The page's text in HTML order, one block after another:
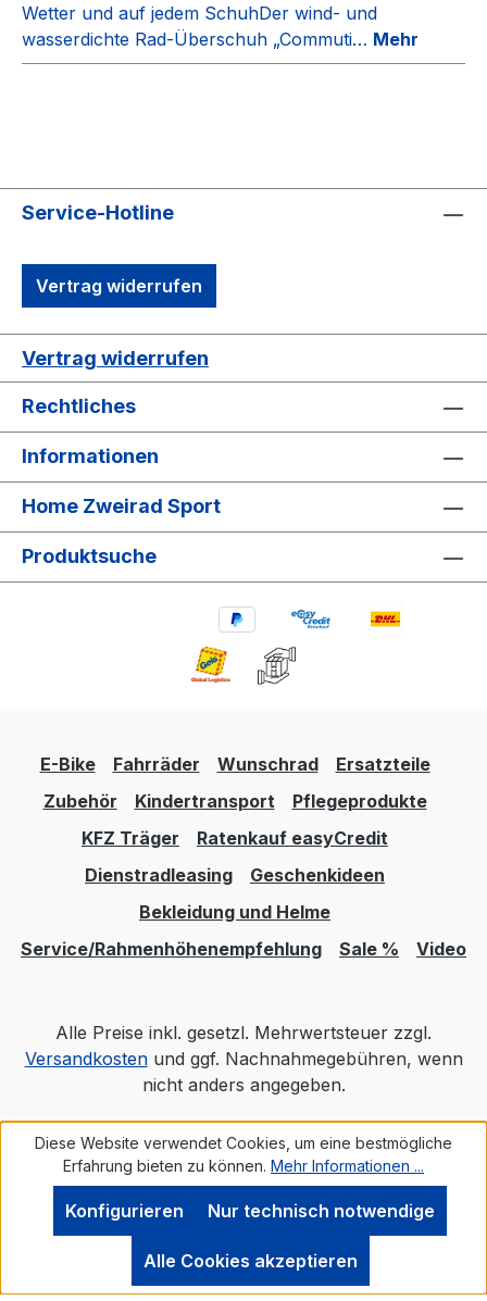
Wetter und auf jedem SchuhDer wind- und
wasserdichte Rad-Überschuh „Commuti… Mehr
Service-Hotline
Vertrag widerrufen
Vertrag widerrufen
Rechtliches
Informationen
Home Zweirad Sport
Produktsuche
E-Bike Fahrräder Wunschrad
Ersatzteile
Zubehör
Kindertransport
Pflegeprodukte
KFZ Träger
Ratenkauf easyCredit
Dienstradleasing
Geschenkideen
Bekleidung und Helme
Service/Rahmenhöhenempfehlung
Sale % Video
Alle Preise inkl. gesetzl. Mehrwertsteuer zzgl.
Versandkostenund ggf. Nachnahmegebühren, wenn
nicht anders angegeben.
Realisiert mit Shopware
Diese Website verwendet Cookies, um eine bestmögliche
Erfahrung bieten zu können. Mehr Informationen ...
Nur technisch notwendige
Konfigurieren
Alle Cookies akzeptieren